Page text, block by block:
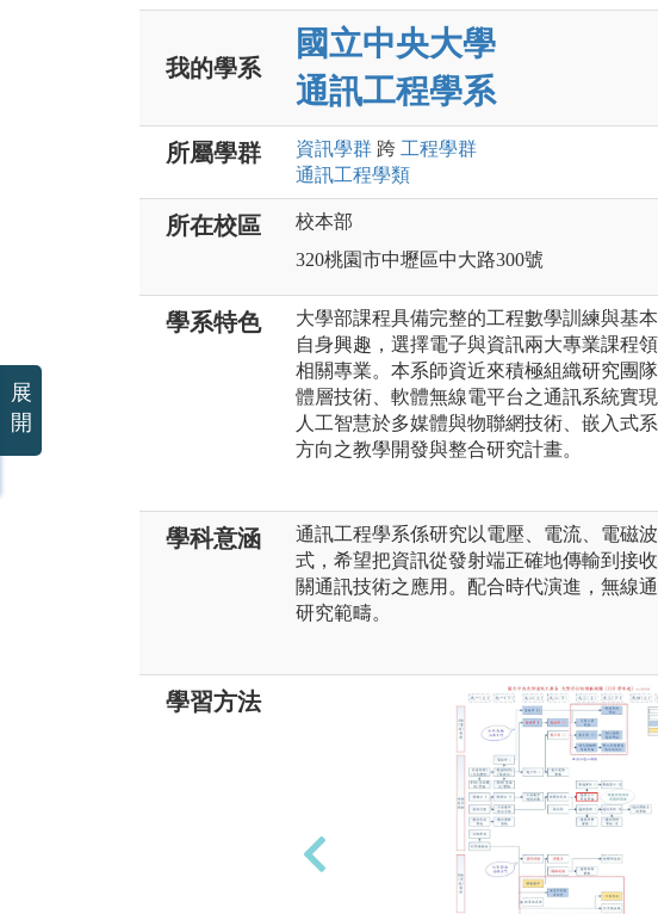
我的學系
國立中央大學
通訊工程學系
所屬學群 資訊學群 跨 工程學群
通訊工程學類
所在校區
校本部
320桃園市中壢區中大路300號
學系特色
大學部課程具備完整的工程數學訓練與基
自身興趣，選擇電子與資訊兩大專業課程
相關專業。本系師資近來積極組織研究團
體層技術、軟體無線電平台之通訊系統實
人工智慧於多媒體與物聯網技術、嵌入式
方向之教學開發與整合研究計畫。
學科意涵
通訊工程學系係研究以電壓、電流、電磁
式，希望把資訊從發射端正確地傳輸到接
關通訊技術之應用。配合時代演進，無線
研究範疇。
學習方法
展
開